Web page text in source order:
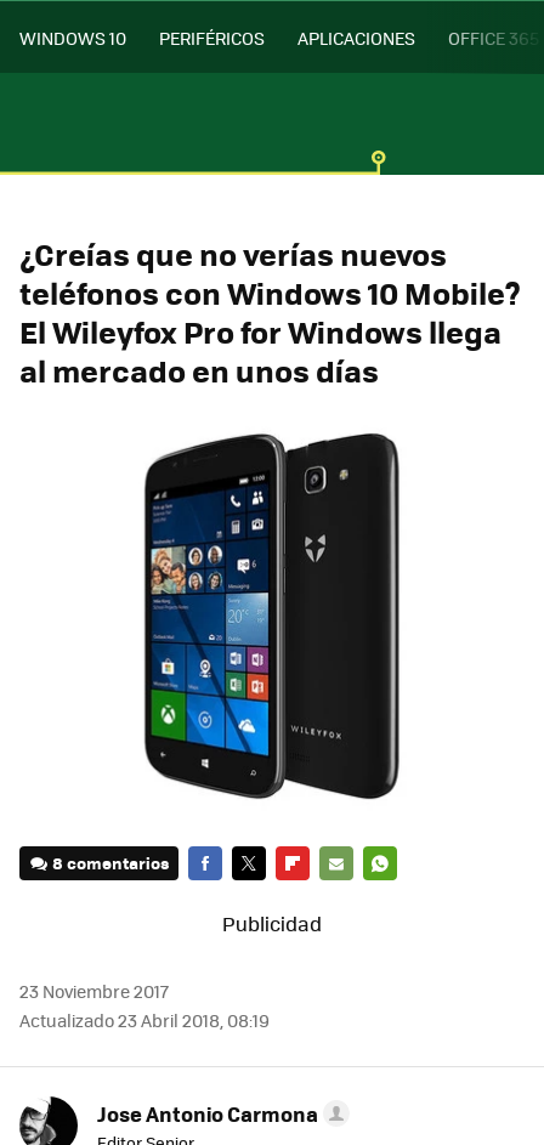
WINDOWS 10 PERIFÉRICOS APLICACIONES OFFICE 365
¿Creías que no verías nuevos
teléfonos con Windows 10 Mobile?
El Wileyfox Pro for Windows llega
al mercado en unos días
8 comentarios
MAIL
23 Noviembre 2017
Actualizado 23 Abril 2018, 08:19
Jose Antonio Carmona